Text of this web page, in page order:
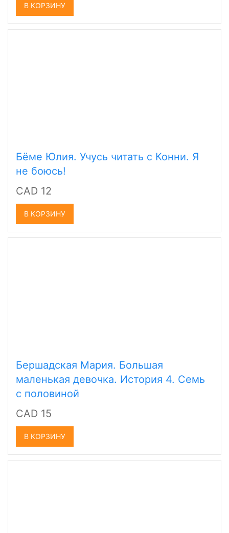
В КОРЗИНУ
Бёме Юлия. Учусь читать с Конни. Я
не боюсь!
CAD 12
В КОРЗИНУ
Бершадская Мария. Большая
маленькая девочка. История 4. Семь
с половиной
CAD 15
В КОРЗИНУ